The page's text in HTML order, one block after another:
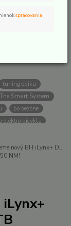
tuning ebiku
Smart System
po sezóne
elektro bicykla
stojan
inovácie
nový BH iLynx+ DL
NM!
spracovania